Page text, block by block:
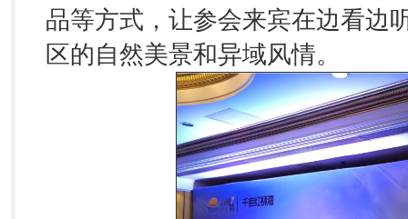
品等方式，让参会来宾在边看边
区的自然美景和异域风情。